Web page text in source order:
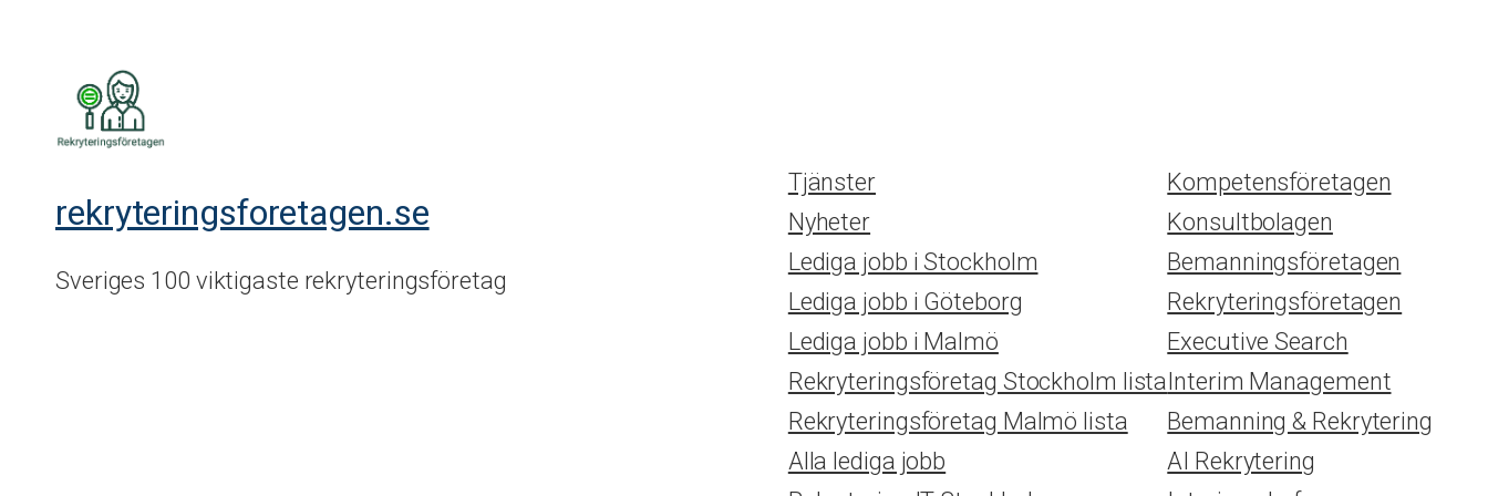
rekryteringsforetagen.se
Sveriges 100 viktigaste rekryteringsföretag
Tjänster
Nyheter
Lediga jobb i Stockholm
Lediga jobb i Göteborg
Lediga jobb i Malmö
Rekryteringsföretag Stockholm lista
Rekryteringsföretag Malmö lista
Alla lediga jobb
Kompetensföretagen
Konsultbolagen
Bemanningsföretagen
Rekryteringsföretagen
Executive Search
Interim Management
Bemanning & Rekrytering
AI Rekrytering